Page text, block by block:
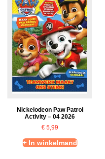
Nickelodeon Paw Patrol
Activity – 04 2026
€ 5,99
+ In winkelmand